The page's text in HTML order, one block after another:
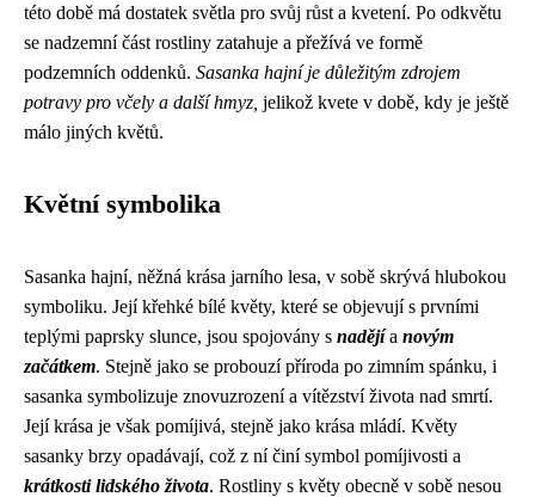
této době má dostatek světla pro svůj růst a kvetení. Po odkvětu
se nadzemní část rostliny zatahuje a přežívá ve formě
podzemních oddenků. Sasanka hajní je důležitým zdrojem
potravy pro včely a další hmyz, jelikož kvete v době, kdy je ještě
málo jiných květů.
Květní symbolika
Sasanka hajní, něžná krása jarního lesa, v sobě skrývá hlubokou
symboliku. Její křehké bílé květy, které se objevují s prvními
teplými paprsky slunce, jsou spojovány s nadějía novým
začátkem. Stejně jako se probouzí příroda po zimním spánku, i
sasanka symbolizuje znovuzrození a vítězství života nad smrtí.
Její krása je však pomíjivá, stejně jako krása mládí. Květy
sasanky brzy opadávají, což z ní činí symbol pomíjivosti a
krátkosti lidského života. Rostliny s květy obecně v sobě nesou